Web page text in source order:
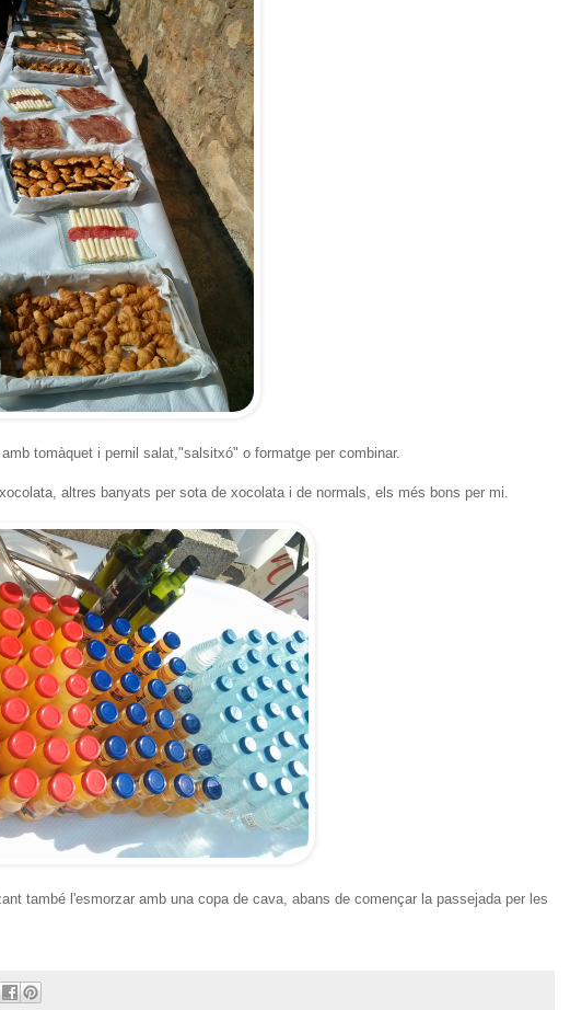
tomàquet i pernil salat,"salsitxó" o formatge per combinar.
altres banyats per sota de xocolata i de normals, els més bons per mi.
també l'esmorzar amb una copa de cava, abans de començar la passejada per les